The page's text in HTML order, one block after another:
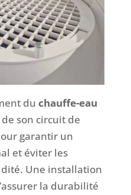
du chauffe-eau
son circuit de
garantir un
et éviter les
Une installation
la durabilité